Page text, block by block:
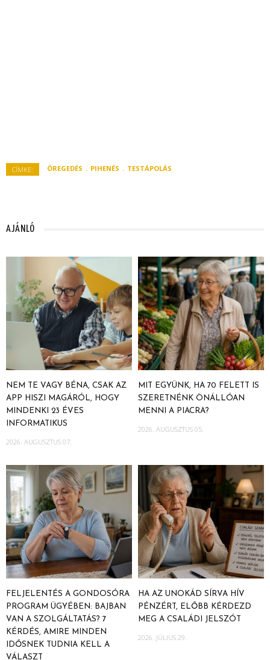
CÍMKE: ÖREGEDÉS PIHENÉS TESTÁPOLÁS
AJÁNLÓ
NEM TE VAGY BÉNA, CSAK AZ
APP HISZI MAGÁRÓL, HOGY
MINDENKI 23 ÉVES
INFORMATIKUS
2026. AUGUSZTUS 07.
MIT EGYÜNK, HA 70 FELETT IS
SZERETNÉNK ÖNÁLLÓAN
MENNI A PIACRA?
2026. AUGUSZTUS 05.
FELJELENTÉS A GONDOSÓRA
PROGRAM ÜGYÉBEN: BAJBAN
VAN A SZOLGÁLTATÁS? 7
KÉRDÉS, AMIRE MINDEN
IDŐSNEK TUDNIA KELL A
VÁLASZT
HA AZ UNOKÁD SÍRVA HÍV
PÉNZÉRT, ELŐBB KÉRDEZD
MEG A CSALÁDI JELSZÓT
2026. JÚLIUS 29.